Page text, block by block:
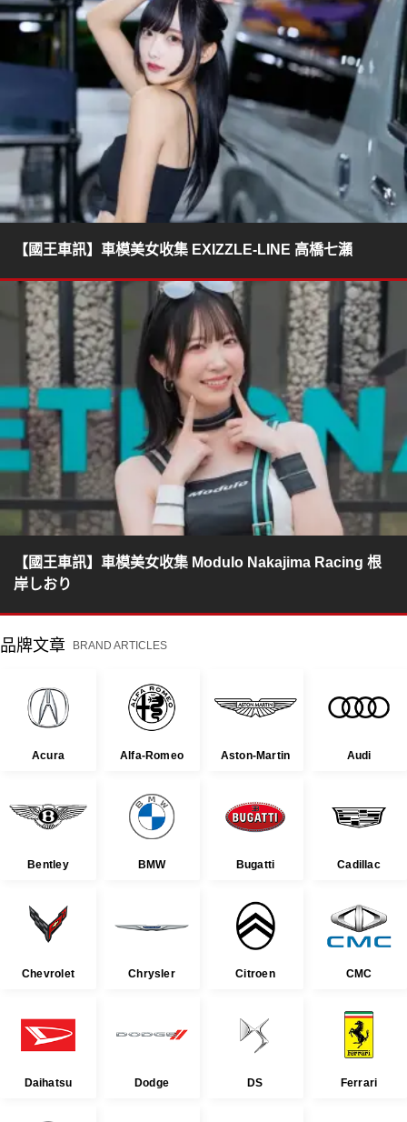
【國王車訊】車模美女收集 EXIZZLE-LINE 高橋七瀨
【國王車訊】車模美女收集 Modulo Nakajima Racing 根
岸しおり
品牌文章 BRAND ARTICLES
Acura Alfa-Romeo Aston-Martin Audi
Bentley BMW Bugatti Cadillac
Chevrolet Chrysler Citroen CMC
Daihatsu Dodge DS Ferrari